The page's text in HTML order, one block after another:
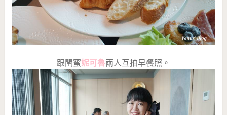
跟閨蜜妮可魯兩人互拍早餐照。